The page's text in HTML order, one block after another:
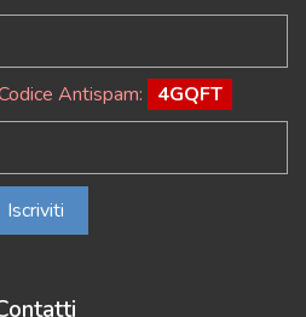
Antispam: 4GQFT
Iscriviti